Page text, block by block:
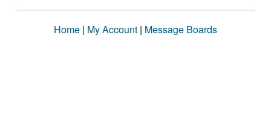
Home | My Account | Message Boards